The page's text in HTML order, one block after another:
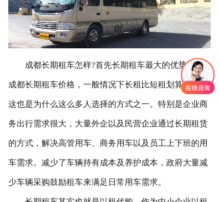
联系我们
成都长期租车怎样?首先长期租车最大的优势就是
成都长期租车价格，一般情况下长租比短租划算的多，
这也是为什么这么多人选择的方式之一。特别是企业商
务出行需求很大，大量外企以及民营企业通过长期租赁
的方式，解决高管用车、商务用车以及员工上下班的用
车需求。减少了车辆持有成本及养护成本，政府大量减
少车辆采购鼓励租车来满足日常用车需求。